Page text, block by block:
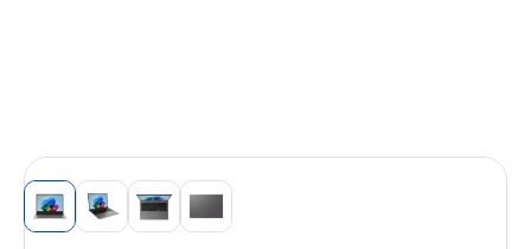
View larger image
View larger image
View larger image
View larger image